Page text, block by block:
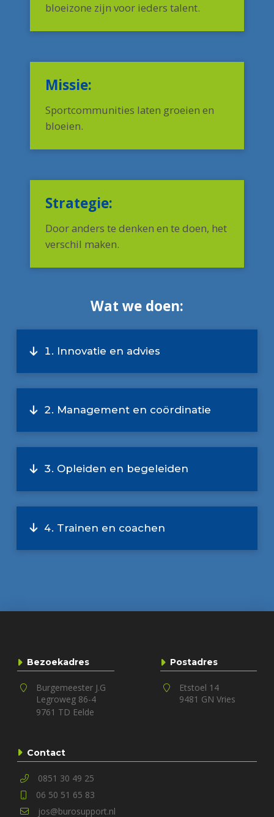
bloeizone zijn voor ieders talent.
Missie:
Sportcommunities laten groeien en
bloeien.
Strategie:
Door anders te denken en te doen, het
verschil maken.
Wat we doen:
Innovatie en advies
Management en coördinatie
Opleiden en begeleiden
Trainen en coachen
Bezoekadres
Burgemeester J.G
Legroweg 86-4
9761 TD Eelde
Postadres
Etstoel 14
9481 GN Vries
Contact
0851 30 49 25
06 50 51 65 83
jos@burosupport.nl